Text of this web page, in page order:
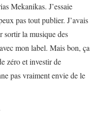
Mekanikas. J’essaie
pas tout publier. J’avais
sortir la musique des
mon label. Mais bon, ça
zéro et investir de
pas vraiment envie de le